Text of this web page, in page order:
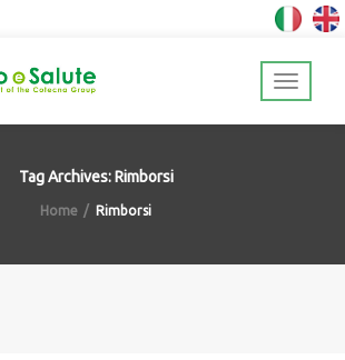
Tag Archives: Rimborsi
Home Rimborsi